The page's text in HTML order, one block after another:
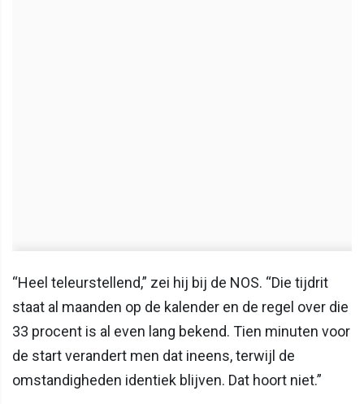
“Heel teleurstellend,” zei hij bij de NOS. “Die tijdrit
staat al maanden op de kalender en de regel over die
33 procent is al even lang bekend. Tien minuten voor
de start verandert men dat ineens, terwijl de
omstandigheden identiek blijven. Dat hoort niet.”